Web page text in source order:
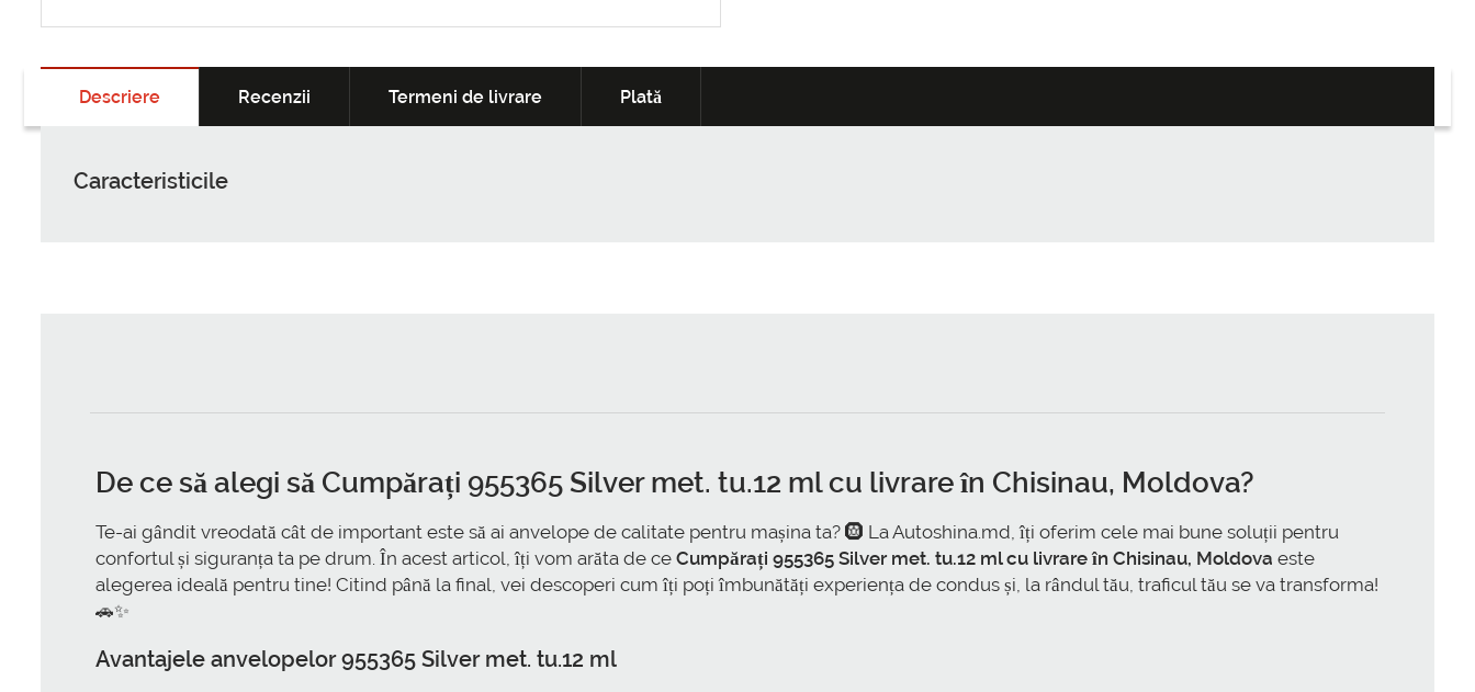
Descriere Recenzii Termeni de livrare Plată
Caracteristicile
De ce să alegi să Cumpărați 955365 Silver met. tu.12 ml cu livrare în Chisinau, Moldova?
Te-ai gândit vreodată cât de important este să ai anvelope de calitate pentru mașina ta? 🛞 La Autoshina.md, îți oferim cele mai bune soluții pentru
confortul și siguranța ta pe drum. În acest articol, îți vom arăta de ce Cumpărați 955365 Silver met. tu.12 ml cu livrare în Chisinau, Moldova este
alegerea ideală pentru tine! Citind până la final, vei descoperi cum îți poți îmbunătăți experiența de condus și, la rândul tău, traficul tău se va transforma!
🚗✨
Avantajele anvelopelor 955365 Silver met. tu.12 ml